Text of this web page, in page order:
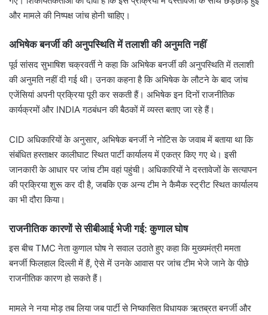
और मामले की निष्पक्ष जांच होनी चाहिए।
अभिषेक बनर्जी की अनुपस्थिति में तलाशी की अनुमति नहीं
पूर्व सांसद सुभाषिश चक्रवर्ती ने कहा कि अभिषेक बनर्जी की अनुपस्थिति में तलाशी
की अनुमति नहीं दी गई थी। उनका कहना है कि अभिषेक के लौटने के बाद जांच
एजेंसियां अपनी प्रक्रिया पूरी कर सकती हैं। अभिषेक इन दिनों राजनीतिक
कार्यक्रमों और INDIA गठबंधन की बैठकों में व्यस्त बताए जा रहे हैं।
CID अधिकारियों के अनुसार, अभिषेक बनर्जी ने नोटिस के जवाब में बताया था कि
संबंधित हस्ताक्षर कालीघाट स्थित पार्टी कार्यालय में एकत्र किए गए थे। इसी
जानकारी के आधार पर जांच टीम वहां पहुंची। अधिकारियों ने दस्तावेजों के सत्यापन
की प्रक्रिया शुरू कर दी है, जबकि एक अन्य टीम ने कैमैक स्ट्रीट स्थित कार्यालय
का भी दौरा किया।
राजनीतिक कारणों से सीबीआई भेजी गई: कुणाल घोष
इस बीच TMC नेता कुणाल घोष ने सवाल उठाते हुए कहा कि मुख्यमंत्री ममता
बनर्जी फिलहाल दिल्ली में हैं, ऐसे में उनके आवास पर जांच टीम भेजे जाने के पीछे
राजनीतिक कारण हो सकते हैं।
मामले ने नया मोड़ तब लिया जब पार्टी से निष्कासित विधायक ऋतब्रत बनर्जी और